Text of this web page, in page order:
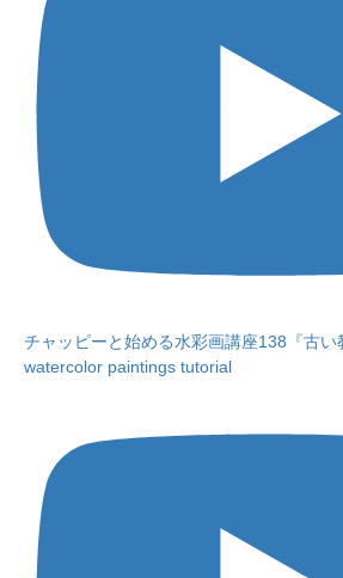
チャッピーと始める水彩画講座138『古い
watercolor paintings tutorial